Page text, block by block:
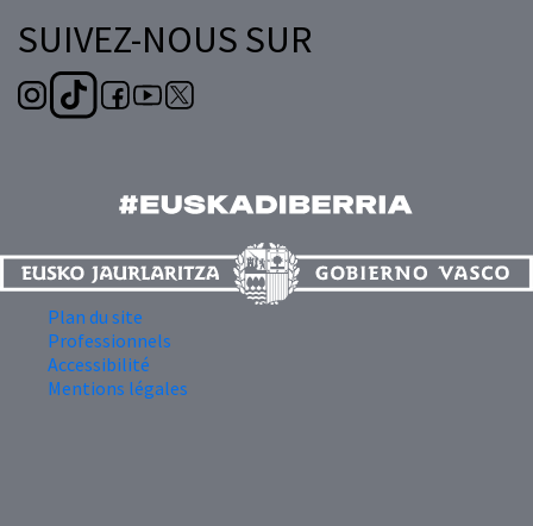
SUIVEZ-NOUS SUR
Plan du site
Professionnels
Accessibilité
Mentions légales